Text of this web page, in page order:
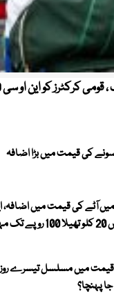
آٹے کی قیمت میں
میں مسلسل تیسرے روز
پہنچا؟